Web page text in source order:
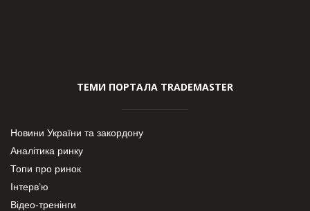
ТЕМИ ПОРТАЛА TRADEMASTER
Новини України та закордону
Аналітика ринку
Топи про ринок
Інтерв’ю
Відео-тренінги